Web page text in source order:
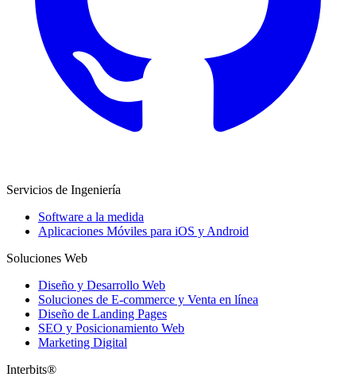
Servicios de Ingeniería
Software a la medida
Aplicaciones Móviles para iOS y Android
Soluciones Web
Diseño y Desarrollo Web
Soluciones de E-commerce y Venta en línea
Diseño de Landing Pages
SEO y Posicionamiento Web
Marketing Digital
Interbits®